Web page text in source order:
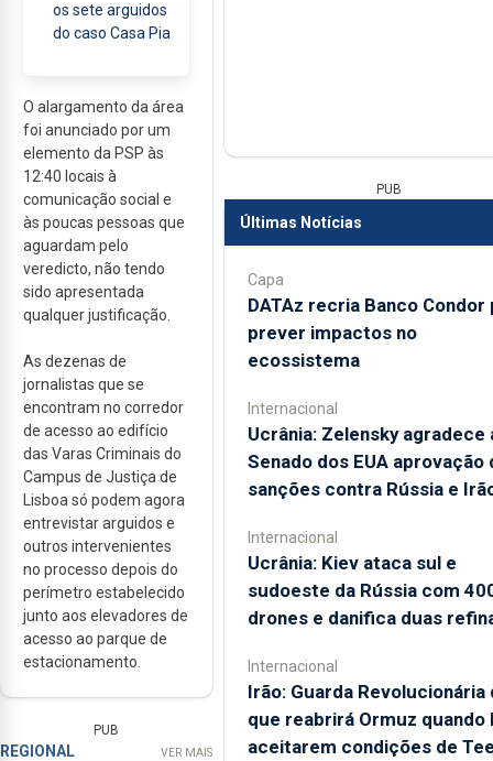
os sete arguidos
do caso Casa Pia
O alargamento da área
foi anunciado por um
elemento da PSP às
12:40 locais à
comunicação social e
às poucas pessoas que
aguardam pelo
veredicto, não tendo
sido apresentada
qualquer justificação.
As dezenas de
jornalistas que se
encontram no corredor
de acesso ao edifício
das Varas Criminais do
Campus de Justiça de
Lisboa só podem agora
entrevistar arguidos e
outros intervenientes
no processo depois do
perímetro estabelecido
junto aos elevadores de
acesso ao parque de
estacionamento.
PUB
REGIONAL VER MAIS
PUB
Últimas Notícias
Capa
DATAz recria Banco Condor
prever impactos no
ecossistema
Internacional
Ucrânia: Zelensky agradece
Senado dos EUA aprovação
sanções contra Rússia e
Internacional
Ucrânia: Kiev ataca sul e
sudoeste da Rússia com
drones e danifica duas
Internacional
Irão: Guarda Revolucionária
que reabrirá Ormuz quando
aceitarem condições de